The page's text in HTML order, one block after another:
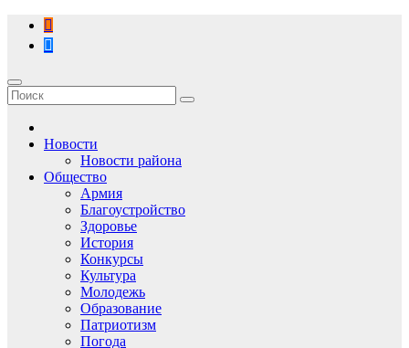
Перейти
содержимому
Новости
Новости района
Общество
Армия
Благоустройство
Здоровье
История
Конкурсы
Культура
Молодежь
Образование
Патриотизм
Погода